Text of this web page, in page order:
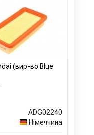
(вир-во Blue
ADG02240
Німеччина